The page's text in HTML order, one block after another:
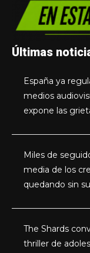
Últimas
España ya
medios
expone las
Miles de
media de los
quedando sin
The Shards
thriller de